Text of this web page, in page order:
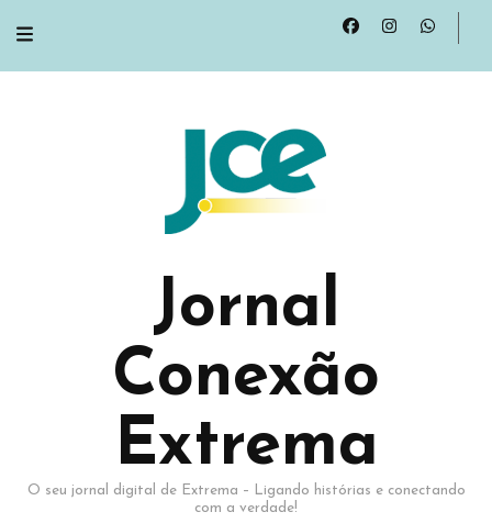
Jornal
Conexão
Extrema
O seu jornal digital de Extrema – Ligando histórias e conectando
com a verdade!